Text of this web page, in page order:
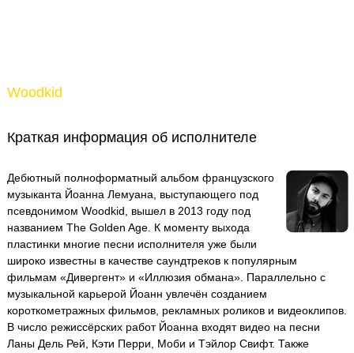
Woodkid
Краткая информация об исполнителе
Дебютный полноформатный альбом французского
музыканта Йоанна Лемуана, выступающего под
псевдонимом Woodkid, вышел в 2013 году под
названием The Golden Age. К моменту выхода
пластинки многие песни исполнителя уже были
широко известны в качестве саундтреков к популярным
фильмам «Дивергент» и «Иллюзия обмана». Параллельно с
музыкальной карьерой Йоанн увлечён созданием
короткометражных фильмов, рекламных роликов и видеоклипов.
В число режиссёрских работ Йоанна входят видео на песни
Ланы Дель Рей, Кэти Перри, Моби и Тэйлор Свифт. Также